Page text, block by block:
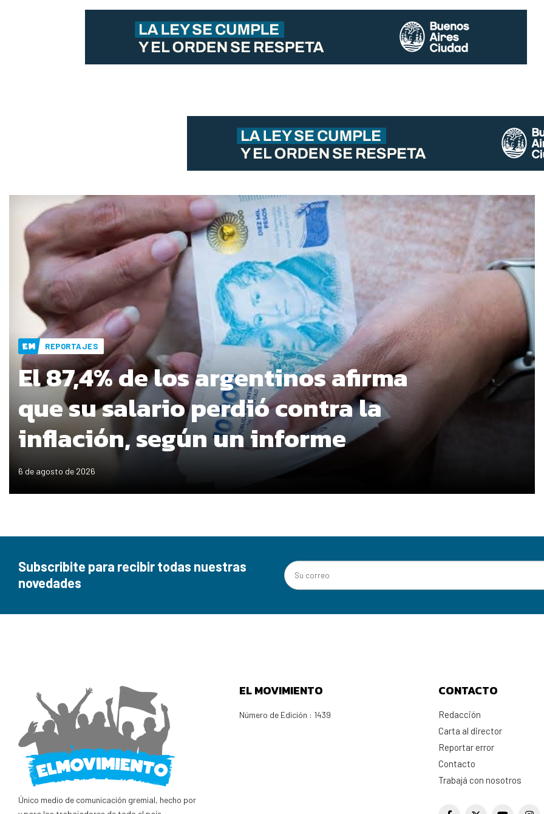
REPORTAJES
El 87,4% de los argentinos afirma
que su salario perdió contra la
inflación, según un informe
6 de agosto de 2026
Subscribite para recibir todas nuestras
novedades
Único medio de comunicación gremial, hecho por
EL MOVIMIENTO
Número de Edición : 1439
CONTACTO
Redacción
Carta al director
Reportar error
Contacto
Trabajá con nosotros